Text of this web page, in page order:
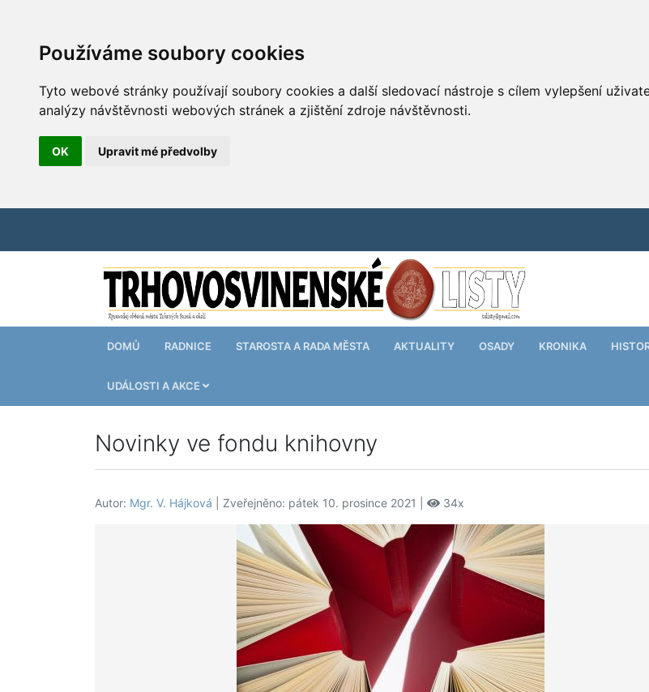
Používáme soubory cookies
Tyto webové stránky používají soubory cookies a další sledovací nástroje s cílem vylepšení
analýzy návštěvnosti webových stránek a zjištění zdroje návštěvnosti.
OK Upravit mé předvolby
DOMŮ RADNICE STAROSTA A RADA MĚSTA AKTUALITY OSADY KRONIKA
UDÁLOSTI A AKCE
Novinky ve fondu knihovny
Autor: Mgr. V. Hájková | Zveřejněno: pátek 10. prosince 2021 | 34x